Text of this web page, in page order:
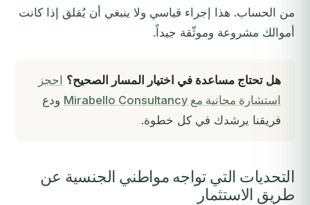
من الحساب. هذا إجراء قياسي ولا ينبغي أن يُقلق إذا كانت
أموالك مشروعة وموثّقة جيداً.
هل تحتاج مساعدة في اختيار المسار الصحيح؟ احجز
استشارة مجانية مع Mirabello Consultancy
ودع
فريقنا يرشدك في كل خطوة.
التحديات التي تواجه مواطني الجنسية عن
طريق الاستثمار